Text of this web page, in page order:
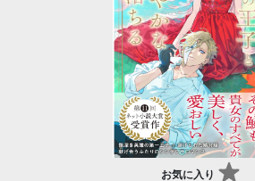
お気に入り